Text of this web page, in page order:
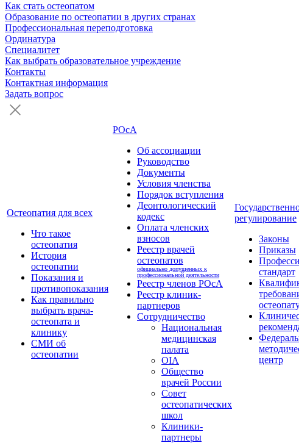
Как стать остеопатом
Образование по остеопатии в других странах
Профессиональная переподготовка
Ординатура
Специалитет
Как выбрать образовательное учреждение
Контакты
Контактная информация
Задать вопрос
Остеопатия для всех
Что такое
остеопатия
История
остеопатии
Показания и
противопоказания
Как правильно
выбрать врача-
остеопата и
клинику
СМИ об
остеопатии
РОсА
Об ассоциации
Руководство
Документы
Условия членства
Порядок вступления
Деонтологический
кодекс
Оплата членских
взносов
Реестр врачей
остеопатов
официально допущенных к
профессиональной деятельности
Реестр членов РОсА
Реестр клиник-
партнеров
Сотрудничество
Национальная
медицинская
палата
OIA
Общество
врачей России
Совет
остеопатических
школ
Клиники-
партнеры
регулирование
Законы
Приказы
стандарт
центр